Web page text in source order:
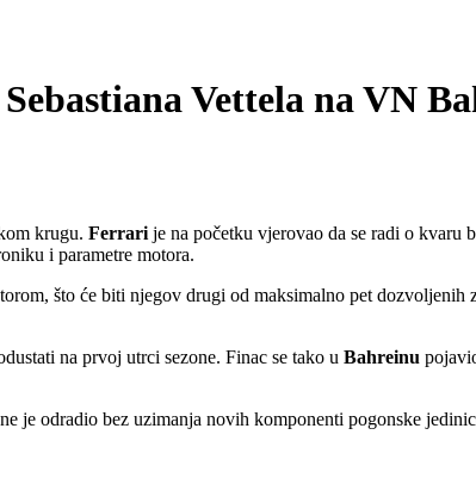
Vettela na VN
krugu. Ferrari je na početku vjerovao da se radi o
i parametre motora.
što će biti njegov drugi od maksimalno pet dozvoljenih
na prvoj utrci sezone. Finac se tako u Bahreinu
je odradio bez uzimanja novih komponenti pogonske